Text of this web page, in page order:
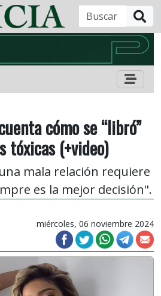
cómo se “libró”
tóxicas (+video)
mala relación requiere
es la mejor decisión".
miércoles, 06 noviembre 2024